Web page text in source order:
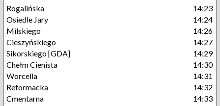
Rogalińska
14:23
Osiedle Jary
14:24
Milskiego
14:26
Cieszyńskiego
14:27
Sikorskiego [GDA]
14:29
Chełm Cienista
14:30
Worcella
14:31
Reformacka
14:32
Cmentarna
14:33